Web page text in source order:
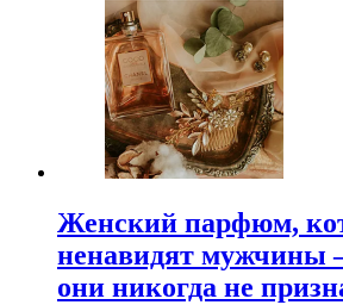
Женский парфюм,
ненавидят мужчины
они никогда не